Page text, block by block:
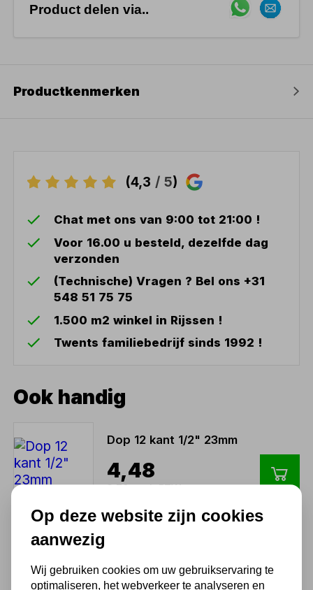
Product delen via..
Productkenmerken
(4,3 / 5)
Chat met ons van 9:00 tot 21:00 !
Voor 16.00 u besteld, dezelfde dag
verzonden
(Technische) Vragen ? Bel ons +31
548 51 75 75
1.500 m2 winkel in Rijssen !
Twents familiebedrijf sinds 1992 !
Ook handig
Dop 12 kant 1/2" 23mm
4,48
3,70 excl. BTW
4,96
Op deze website zijn cookies
aanwezig
Wij gebruiken cookies om uw gebruikservaring te
optimaliseren, het webverkeer te analyseren en